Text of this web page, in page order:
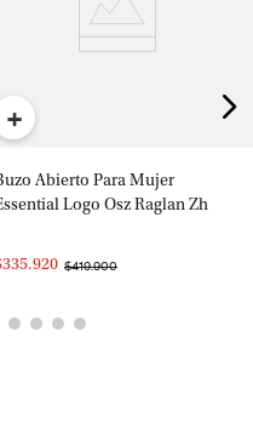
+
Abierto Para Mujer
Logo Osz Raglan Zh
$419.900